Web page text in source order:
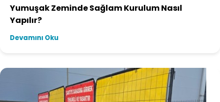
Yumuşak Zeminde Sağlam Kurulum Nasıl
Yapılır?
Devamını Oku